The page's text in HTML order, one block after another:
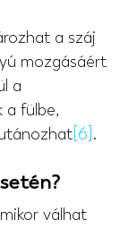
a száj
mozgásáért
a
a fülbe,
[6] .
válhat